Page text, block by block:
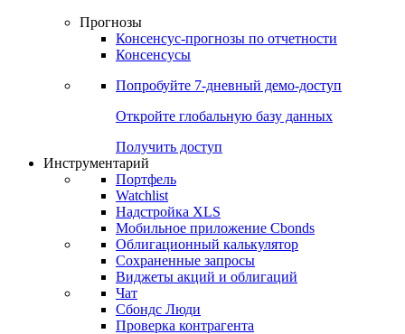
Прогнозы
Консенсус-прогнозы по отчетности
Консенсусы
Попробуйте 7-дневный демо-доступ
Откройте глобальную базу данных
Получить доступ
Инструментарий
Портфель
Watchlist
Надстройка XLS
Мобильное приложение Cbonds
Облигационный калькулятор
Сохраненные запросы
Виджеты акций и облигаций
Чат
Сбондс Люди
Проверка контрагента